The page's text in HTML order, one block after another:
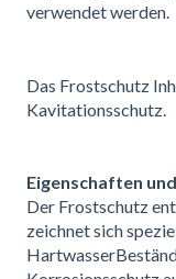
verwendet werden.
Das Frostschutz
Kavitationsschutz.
Eigenschaften
Der Frostschutz
zeichnet sich